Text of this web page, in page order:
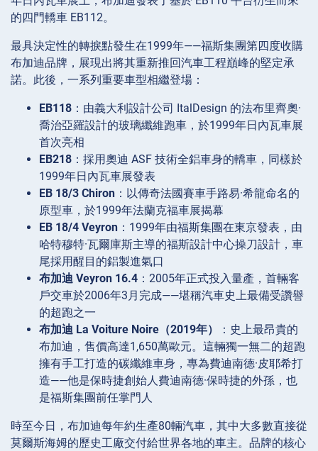
的四門轎車 EB112。
最具決定性的轉捩點發生在1999年——福斯集團第四度收購
布加迪品牌，展現出將其重新推回汽車工程巔峰的堅定承
諾。此後，一系列重要車型相繼登場：
EB118 ：由義大利設計公司 ItalDesign 的法布里齊奧·
喬治亞羅設計的玻璃纖維跑車，於1999年日內瓦車展
首次亮相
EB218 ：採用奧迪 ASF 技術全鋁車身的轎車，同樣於
1999年日內瓦車展發表
EB 18/3 Chiron ：以傳奇法國賽車手路易·希龍命名的
原型車，於1999年法蘭克福車展揭幕
EB 18/4 Veyron ：1999年由福斯集團在東京發表，由
哈特穆特·瓦爾庫斯主導的福斯設計中心操刀設計，車
尾採用醒目的鋁製進氣口
布加迪 Veyron 16.4 ：2005年正式投入量產，首輛客
戶交車於2006年3月完成——堪稱汽車史上最備受讚譽
的超跑之一
布加迪 La Voiture Noire（2019年）
：史上最昂貴的
布加迪，售價高達1,650萬歐元。這輛獨一無二的超跑
擁有手工打造的碳纖維車身，專為費迪南德·皮耶希打
造——他是保時捷創始人費迪南德·保時捷的外孫，也
是福斯集團前任掌門人
時至今日，布加迪每年約生產80輛汽車，其中大多數直接從
莫爾斯海姆的歷史工廠交付給世界各地的車主。品牌的核心